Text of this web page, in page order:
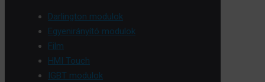
Darlington modulok
Egyenirányító modulok
Film
HMI Touch
IGBT modulok